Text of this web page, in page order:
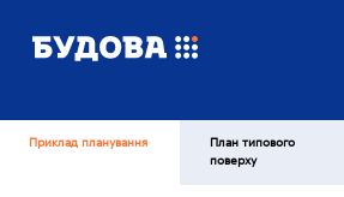
Приклад планування
План типового
поверху